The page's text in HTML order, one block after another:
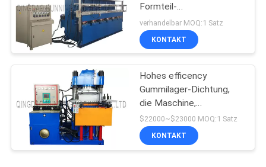
Formteil-
Maschine/verschaffter
Reifen-Schritt, der
Maschine herstellt
verhandelbar MOQ:1 Satz
KONTAKT
Hohes efficency
Gummilager-Dichtung,
die Maschine,
Vulkanisierungsmaschine,
Formteil-Maschine
herstellt
$22000~$23000 MOQ:1 Satz
KONTAKT